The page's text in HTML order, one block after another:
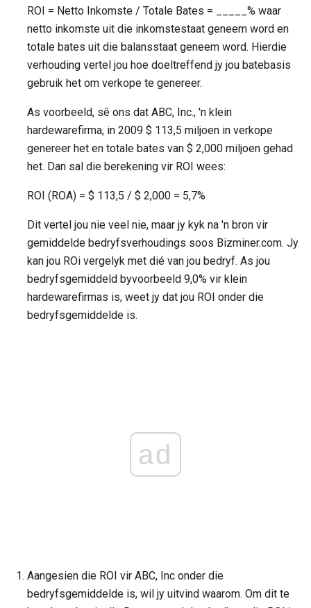
ROI = Netto Inkomste / Totale Bates = _____% waar
netto inkomste uit die inkomstestaat geneem word en
totale bates uit die balansstaat geneem word. Hierdie
verhouding vertel jou hoe doeltreffend jy jou batebasis
gebruik het om verkope te genereer.
As voorbeeld, sê ons dat ABC, Inc., 'n klein
hardewarefirma, in 2009 $ 113,5 miljoen in verkope
genereer het en totale bates van $ 2,000 miljoen gehad
het. Dan sal die berekening vir ROI wees:
ROI (ROA) = $ 113,5 / $ 2,000 = 5,7%
Dit vertel jou nie veel nie, maar jy kyk na 'n bron vir
gemiddelde bedryfsverhoudings soos Bizminer.com. Jy
kan jou ROi vergelyk met dié van jou bedryf. As jou
bedryfsgemiddeld byvoorbeeld 9,0% vir klein
hardewarefirmas is, weet jy dat jou ROI onder die
bedryfsgemiddelde is.
ad
Aangesien die ROI vir ABC, Inc onder die
bedryfsgemiddelde is, wil jy uitvind waarom. Om dit te